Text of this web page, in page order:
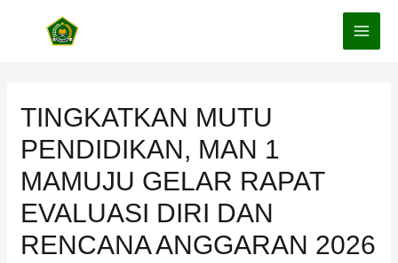
TINGKATKAN MUTU
PENDIDIKAN, MAN 1
MAMUJU GELAR RAPAT
EVALUASI DIRI DAN
RENCANA ANGGARAN 2026